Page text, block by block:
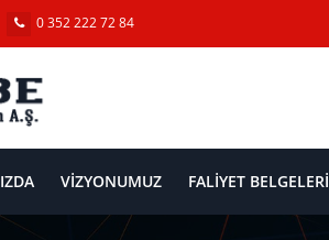
0 352 222 72 84
VİZYONUMUZ FALİYET BELGELERİ